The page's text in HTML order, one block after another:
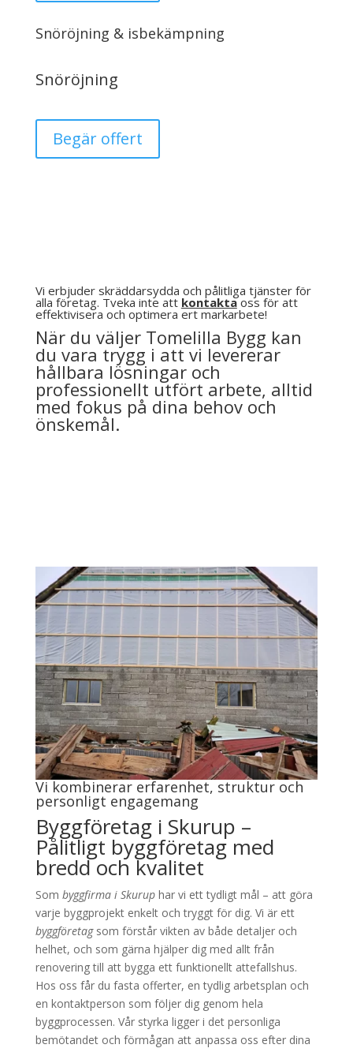
Snöröjning & isbekämpning
Snöröjning
Begär offert
Vi erbjuder skräddarsydda och pålitliga tjänster för
alla företag. Tveka inte att kontaktaoss för att
effektivisera och optimera ert markarbete!
När du väljer Tomelilla Bygg kan
du vara trygg i att vi levererar
hållbara lösningar och
professionellt utfört arbete, alltid
med fokus på dina behov och
önskemål.
Vi kombinerar erfarenhet, struktur och
personligt engagemang
Byggföretag i Skurup –
Pålitligt byggföretag med
bredd och kvalitet
Som byggfirma i Skuruphar vi ett tydligt mål – att göra
varje byggprojekt enkelt och tryggt för dig. Vi är ett
byggföretagsom förstår vikten av både detaljer och
helhet, och som gärna hjälper dig med allt från
renovering till att bygga ett funktionellt attefallshus.
Hos oss får du fasta offerter, en tydlig arbetsplan och
en kontaktperson som följer dig genom hela
byggprocessen. Vår styrka ligger i det personliga
bemötandet och förmågan att anpassa oss efter dina